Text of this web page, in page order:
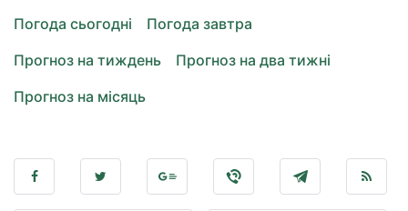
Погода сьогодні
Погода завтра
Прогноз на тиждень
Прогноз на два тижні
Прогноз на місяць